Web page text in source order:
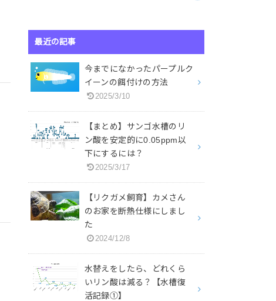
最近の記事
今までになかったパープルク
イーンの餌付けの方法
2025/3/10
【まとめ】サンゴ水槽のリ
ン酸を安定的に0.05ppm以
下にするには？
2025/3/17
【リクガメ飼育】カメさん
のお家を断熱仕様にしまし
た
2024/12/8
水替えをしたら、どれくら
いリン酸は減る？【水槽復
活記録①】